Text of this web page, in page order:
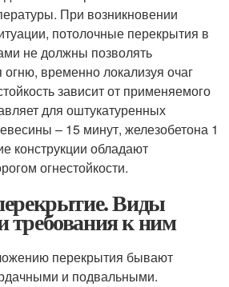
При возникновении
потолочные перекрытия в
не должны позволять
огню, временно локализуя очаг
зависит от применяемого
для оштукатуренных
– 15 минут, железобетона 1
конструкции обладают
огнестойкости.
Виды
требования к ним
перекрытия бывают
и подвальными.